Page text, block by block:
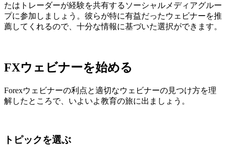
たはトレーダーが経験を共有するソーシャルメディアグルー
プに参加しましょう。彼らが特に有益だったウェビナーを推
薦してくれるので、十分な情報に基づいた選択ができます。
FXウェビナーを始める
Forexウェビナーの利点と適切なウェビナーの見つけ方を理
解したところで、いよいよ教育の旅に出ましょう。
トピックを選ぶ